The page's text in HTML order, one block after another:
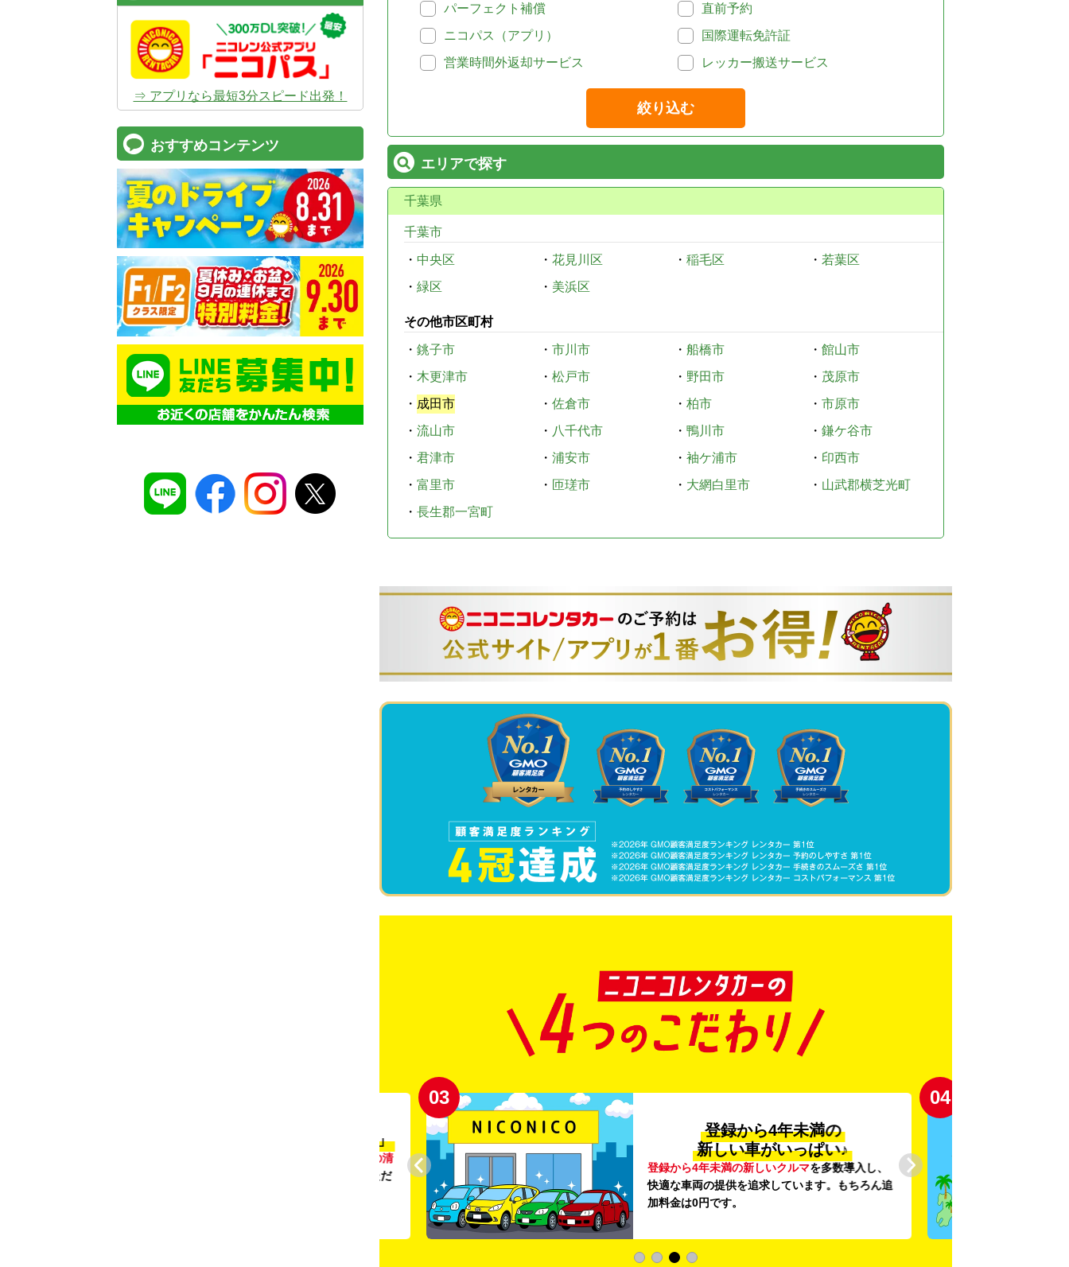
パーフェクト補償
直前予約
ニコパス（アプリ）
国際運転免許証
営業時間外返却サービス
レッカー搬送サービス
絞り込む
エリアで探す
千葉県
千葉市
・ 中央区 ・ 花見川区 ・ 稲毛区 ・ 若葉区
・ 緑区 ・ 美浜区
その他市区町村
・ 銚子市 ・ 市川市 ・ 船橋市 ・ 館山市
・ 木更津市 ・ 松戸市 ・ 野田市 ・ 茂原市
・ 成田市 ・ 佐倉市 ・ 柏市 ・ 市原市
・ 流山市 ・ 八千代市 ・ 鴨川市 ・ 鎌ケ谷市
・ 君津市 ・ 浦安市 ・ 袖ケ浦市 ・ 印西市
・ 富里市 ・ 匝瑳市 ・ 大網白里市 ・ 山武郡横芝光町
・ 長生郡一宮町
「安心・安全・清潔」
車内外の清
を徹底。安心感と清潔感を感じていただ
03
登録から4年未満の
新しい車がいっぱい♪
登録から4年未満の新しいクルマを多数導入し、
快適な車両の提供を追求しています。もちろん追
加料金は0円です。
04
⇒ アプリなら最短3分スピード出発！
おすすめコンテンツ